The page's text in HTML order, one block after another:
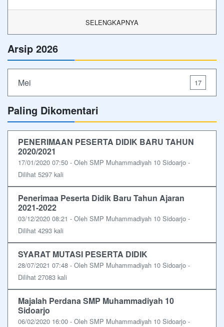
SELENGKAPNYA
Arsip 2026
Mei 17
Paling Dikomentari
PENERIMAAN PESERTA DIDIK BARU TAHUN
2020/2021
17/01/2020 07:50 - Oleh SMP Muhammadiyah 10 Sidoarjo -
Dilihat 5297 kali
Penerimaa Peserta Didik Baru Tahun Ajaran
2021-2022
03/12/2020 08:21 - Oleh SMP Muhammadiyah 10 Sidoarjo -
Dilihat 4293 kali
SYARAT MUTASI PESERTA DIDIK
28/07/2021 07:48 - Oleh SMP Muhammadiyah 10 Sidoarjo -
Dilihat 27083 kali
Majalah Perdana SMP Muhammadiyah 10
Sidoarjo
06/02/2020 16:00 - Oleh SMP Muhammadiyah 10 Sidoarjo -